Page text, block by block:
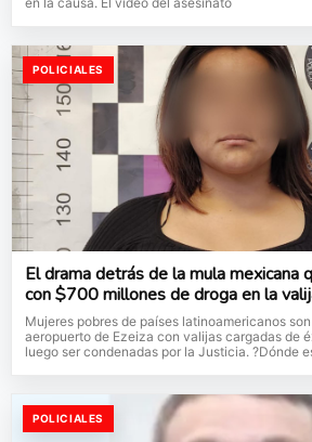
POLICIALES
El drama detrás de la mula mexicana
con $700 millones de droga en la
Mujeres pobres de países latinoamericanos
aeropuerto de Ezeiza con valijas cargadas de
luego ser condenadas por la Justicia. ?Dónde
POLICIALES